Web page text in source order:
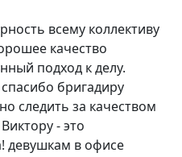
всему коллективу
качество
подход к делу.
бригадиру
следить за качеством
- это
девушкам в офисе